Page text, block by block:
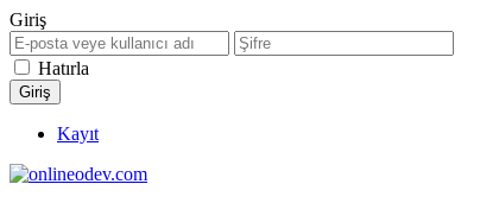
Giriş
Hatırla
Kayıt